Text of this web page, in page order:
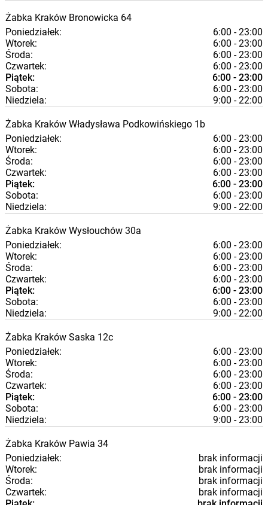
Żabka Kraków Bronowicka 64
Poniedziałek:
6:00 - 23:00
Wtorek:
6:00 - 23:00
Środa:
6:00 - 23:00
Czwartek:
6:00 - 23:00
Piątek:
6:00 - 23:00
Sobota:
6:00 - 23:00
Niedziela:
9:00 - 22:00
Żabka Kraków Władysława Podkowińskiego 1b
Poniedziałek:
6:00 - 23:00
Wtorek:
6:00 - 23:00
Środa:
6:00 - 23:00
Czwartek:
6:00 - 23:00
Piątek:
6:00 - 23:00
Sobota:
6:00 - 23:00
Niedziela:
9:00 - 22:00
Żabka Kraków Wysłouchów 30a
Poniedziałek:
6:00 - 23:00
Wtorek:
6:00 - 23:00
Środa:
6:00 - 23:00
Czwartek:
6:00 - 23:00
Piątek:
6:00 - 23:00
Sobota:
6:00 - 23:00
Niedziela:
9:00 - 22:00
Żabka Kraków Saska 12c
Poniedziałek:
6:00 - 23:00
Wtorek:
6:00 - 23:00
Środa:
6:00 - 23:00
Czwartek:
6:00 - 23:00
Piątek:
6:00 - 23:00
Sobota:
6:00 - 23:00
Niedziela:
9:00 - 23:00
Żabka Kraków Pawia 34
Poniedziałek:
brak informacji
Wtorek:
brak informacji
Środa:
brak informacji
Czwartek:
brak informacji